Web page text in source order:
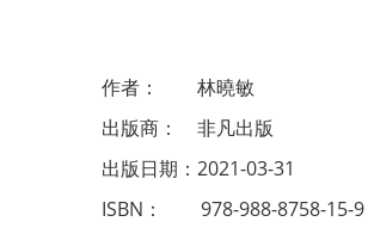
作者： 林曉敏
出版商： 非凡出版
出版日期：2021-03-31
ISBN： 978-988-8758-15-9